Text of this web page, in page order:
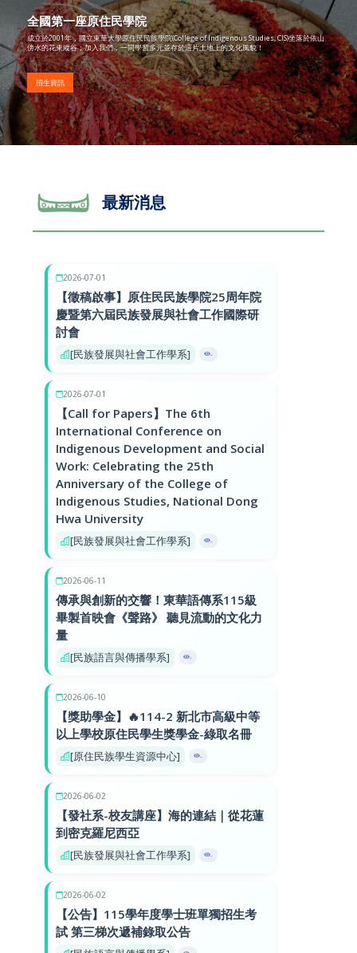
全國第一座原住民學院
成立於2001年，國立東華大學原住民民族學院(College of Indigenous Studies, CIS)坐落於依山
傍水的花東縱谷；加入我們，一同學習多元並存於這片土地上的文化風貌！
招生資訊
最新消息
2026-07-01
【徵稿啟事】原住民民族學院25周年院
慶暨第六屆民族發展與社會工作國際研
討會
[民族發展與社會工作學系] -
2026-07-01
【Call for Papers】The 6th
International Conference on
Indigenous Development and Social
Work: Celebrating the 25th
Anniversary of the College of
Indigenous Studies, National Dong
Hwa University
[民族發展與社會工作學系] -
2026-06-11
傳承與創新的交響！東華語傳系115級
畢製首映會《聲路》 聽見流動的文化力
量
[民族語言與傳播學系] -
2026-06-10
【獎助學金】🔥114-2 新北市高級中等
以上學校原住民學生獎學金-綠取名冊
[原住民族學生資源中心] -
2026-06-02
【發社系-校友講座】海的連結｜從花蓮
到密克羅尼西亞
[民族發展與社會工作學系] -
2026-06-02
【公告】115學年度學士班單獨招生考
試 第三梯次遞補錄取公告